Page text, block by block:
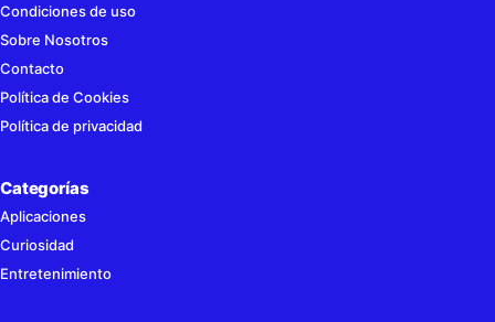
Condiciones de uso
Sobre Nosotros
Contacto
Política de Cookies
Política de privacidad
Categorías
Aplicaciones
Curiosidad
Entretenimiento